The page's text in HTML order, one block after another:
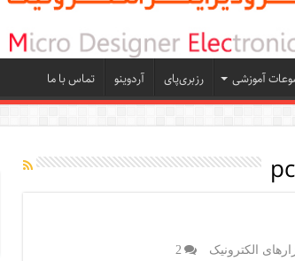
آموزشی رزبری‌پای آردوینو تماس با ما
الکترونیک 2